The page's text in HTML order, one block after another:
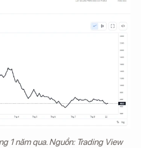
1 năm qua. Nguồn: Trading View